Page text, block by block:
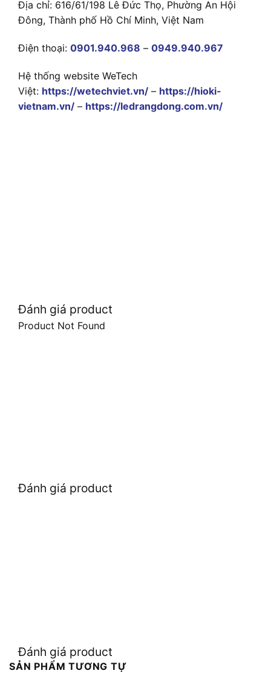
Địa chỉ: 616/61/198 Lê Đức Thọ, Phường An Hội
Đông, Thành phố Hồ Chí Minh, Việt Nam
Điện thoại: 0901.940.968 – 0949.940.967
Hệ thống website WeTech
Việt: https://wetechviet.vn/ – https://hioki-
vietnam.vn/ – https://ledrangdong.com.vn/
Đánh giá product
Product Not Found
Đánh giá product
Đánh giá product
SẢN PHẨM TƯƠNG TỰ